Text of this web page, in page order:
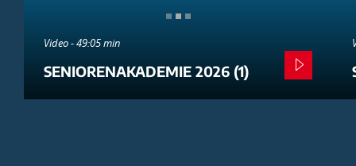
Video - 49:05 min
SENIORENAKADEMIE 2026 (1)